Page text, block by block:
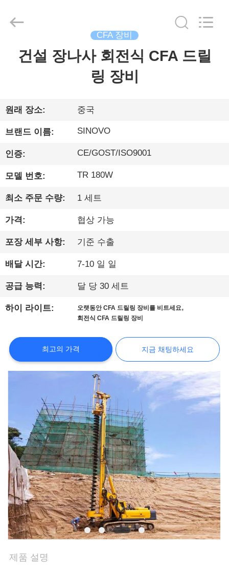
품
VR
우
리
에
대
하
여
공
장
품
질
관
리
연
락
2026
CFA 장비
건설 장나사 회전식 CFA 드릴
링 장비
원래 장소: 중국
브랜드 이름: SINOVO
인증: CE/GOST/ISO9001
모델 번호: TR 180W
최소 주문 수량: 1 세트
가격: 협상 가능
포장 세부 사항: 기준 수출
배달 시간: 7-10 일 일
공급 능력: 달 당 30 세트
하이 라이트: 오랫동안 CFA 드릴링 장비를 비트세요,
회전식 CFA 드릴링 장비
최고의 가격 지금 채팅하세요
제품 설명